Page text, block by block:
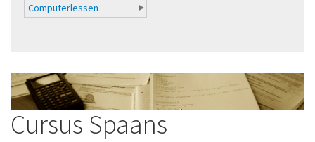
Computerlessen
Cursus Spaans